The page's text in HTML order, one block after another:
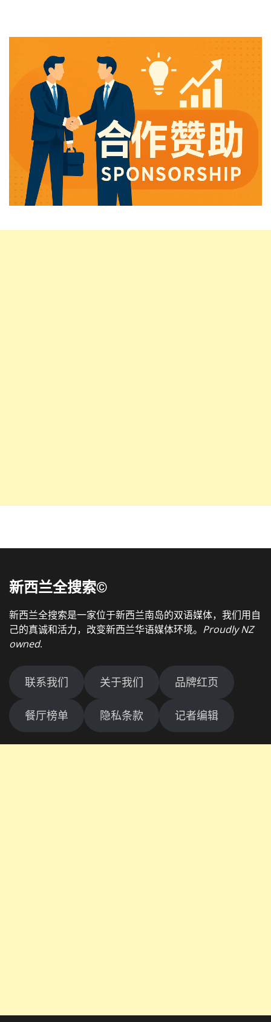
新西兰全搜索©
新西兰全搜索是一家位于新西兰南岛的双语媒体，我们用自
己的真诚和活力，改变新西兰华语媒体环境。 Proudly NZ
owned.
联系我们 关于我们 品牌红页
餐厅榜单 隐私条款 记者编辑